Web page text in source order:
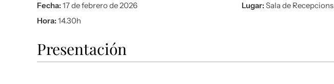
Fecha:17 de febrero de 2026
Hora:14.30h
Lugar:Sala de Recepcions
Presentación